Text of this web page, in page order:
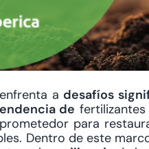
a desafíos
de fertilizantes
para
Dentro de este